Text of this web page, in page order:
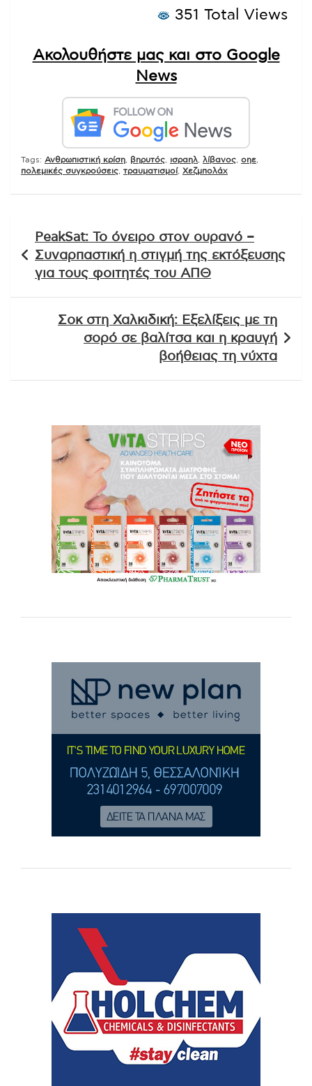
351 Total Views
Ακολουθήστε μας και στο Google
News
Tags: Ανθρωπιστική κρίση βηρυτός ισραηλ λίβανος οηε
πολεμικές συγκρούσεις τραυματισμοί, Χεζμπολάχ
άρθρων
PeakSat: Το όνειρο στον ουρανό –
Συναρπαστική η στιγμή της εκτόξευσης
για τους φοιτητές του ΑΠΘ
Σοκ στη Χαλκιδική: Εξελίξεις με τη
σορό σε βαλίτσα και η κραυγή
βοήθειας τη νύχτα